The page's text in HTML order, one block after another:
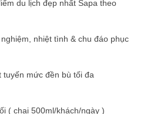
du lịch đẹp nhất Sapa theo
nhiệt tình & chu đáo phục
tuyến mức đền bù tối đa
( chai 500ml/khách/ngày )